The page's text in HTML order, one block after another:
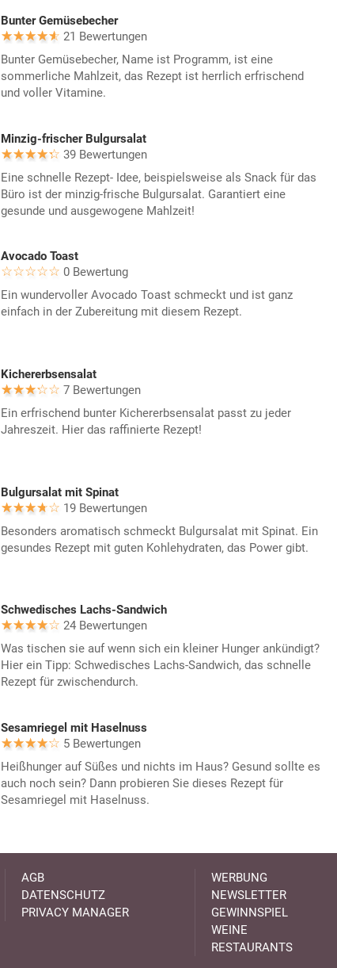
Bunter Gemüsebecher
21 Bewertungen
Bunter Gemüsebecher, Name ist Programm, ist eine
sommerliche Mahlzeit, das Rezept ist herrlich erfrischend
und voller Vitamine.
Minzig-frischer Bulgursalat
39 Bewertungen
Eine schnelle Rezept- Idee, beispielsweise als Snack für das
Büro ist der minzig-frische Bulgursalat. Garantiert eine
gesunde und ausgewogene Mahlzeit!
Avocado Toast
0 Bewertung
Ein wundervoller Avocado Toast schmeckt und ist ganz
einfach in der Zubereitung mit diesem Rezept.
Kichererbsensalat
7 Bewertungen
Ein erfrischend bunter Kichererbsensalat passt zu jeder
Jahreszeit. Hier das raffinierte Rezept!
Bulgursalat mit Spinat
19 Bewertungen
Besonders aromatisch schmeckt Bulgursalat mit Spinat. Ein
gesundes Rezept mit guten Kohlehydraten, das Power gibt.
Schwedisches Lachs-Sandwich
24 Bewertungen
Was tischen sie auf wenn sich ein kleiner Hunger ankündigt?
Hier ein Tipp: Schwedisches Lachs-Sandwich, das schnelle
Rezept für zwischendurch.
Sesamriegel mit Haselnuss
5 Bewertungen
Heißhunger auf Süßes und nichts im Haus? Gesund sollte es
auch noch sein? Dann probieren Sie dieses Rezept für
Sesamriegel mit Haselnuss.
AGB
DATENSCHUTZ
PRIVACY MANAGER
WERBUNG
NEWSLETTER
GEWINNSPIEL
WEINE
RESTAURANTS